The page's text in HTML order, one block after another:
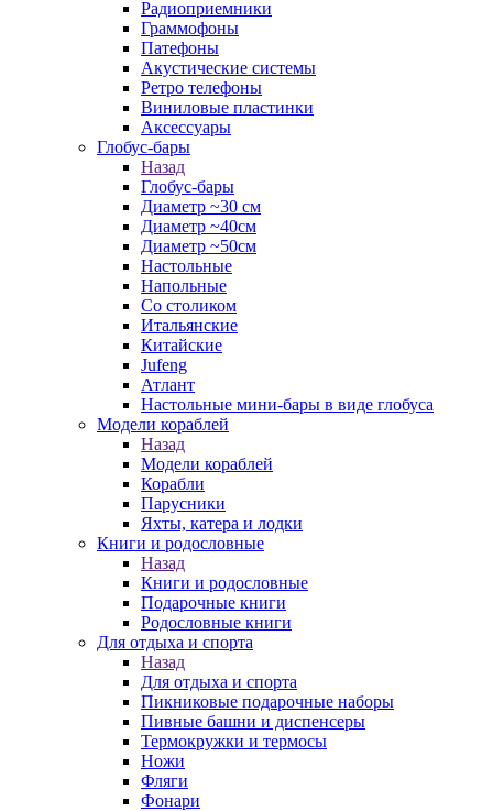
Радиоприемники
Граммофоны
Патефоны
Акустические системы
Ретро телефоны
Виниловые пластинки
Аксессуары
Глобус-бары
Назад
Глобус-бары
Диаметр ~30 см
Диаметр ~40см
Диаметр ~50см
Настольные
Напольные
Со столиком
Итальянские
Китайские
Jufeng
Атлант
Настольные мини-бары в виде глобуса
Модели кораблей
Назад
Модели кораблей
Корабли
Парусники
Яхты, катера и лодки
Книги и родословные
Назад
Книги и родословные
Подарочные книги
Родословные книги
Для отдыха и спорта
Назад
Для отдыха и спорта
Пикниковые подарочные наборы
Пивные башни и диспенсеры
Термокружки и термосы
Ножи
Фляги
Фонари